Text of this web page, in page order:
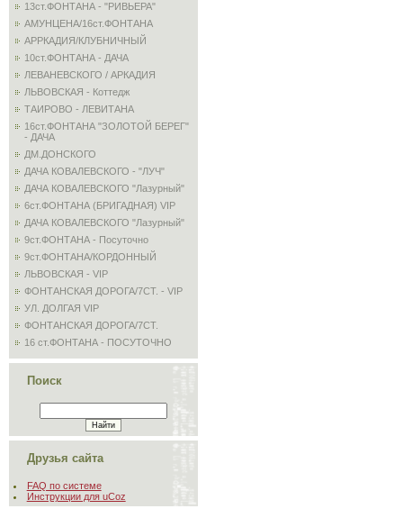
13ст.ФОНТАНА - "РИВЬЕРА"
АМУНЦЕНА/16ст.ФОНТАНА
АРРКАДИЯ/КЛУБНИЧНЫЙ
10ст.ФОНТАНА - ДАЧА
ЛЕВАНЕВСКОГО / АРКАДИЯ
ЛЬВОВСКАЯ - Коттедж
ТАИРОВО - ЛЕВИТАНА
16ст.ФОНТАНА "ЗОЛОТОЙ БЕРЕГ"
- ДАЧА
ДМ.ДОНСКОГО
ДАЧА КОВАЛЕВСКОГО - "ЛУЧ"
ДАЧА КОВАЛЕВСКОГО "Лазурный"
6ст.ФОНТАНА (БРИГАДНАЯ) VIP
ДАЧА КОВАЛЕВСКОГО "Лазурный"
9ст.ФОНТАНА - Посуточно
9ст.ФОНТАНА/КОРДОННЫЙ
ЛЬВОВСКАЯ - VIP
ФОНТАНСКАЯ ДОРОГА/7СТ. - VIP
УЛ. ДОЛГАЯ VIP
ФОНТАНСКАЯ ДОРОГА/7СТ.
16 ст.ФОНТАНА - ПОСУТОЧНО
Поиск
Друзья сайта
FAQ по системе
Инструкции для uCoz